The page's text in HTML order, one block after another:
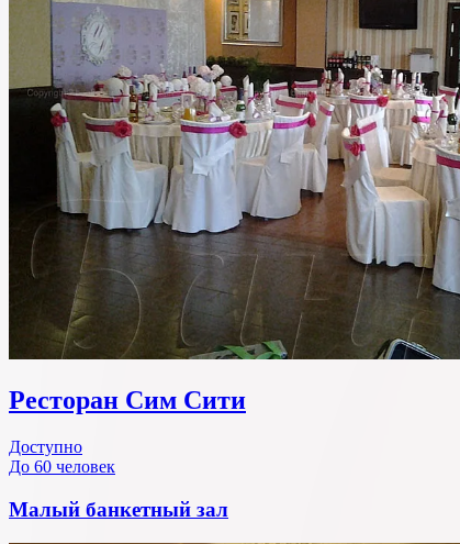
Ресторан Сим Сити
Доступно
До 60 человек
Малый банкетный зал